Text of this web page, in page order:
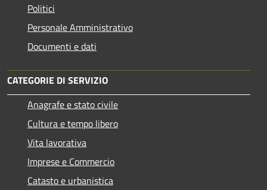
Politici
Personale Amministrativo
Documenti e dati
CATEGORIE DI SERVIZIO
Anagrafe e stato civile
Cultura e tempo libero
Vita lavorativa
Imprese e Commercio
Catasto e urbanistica